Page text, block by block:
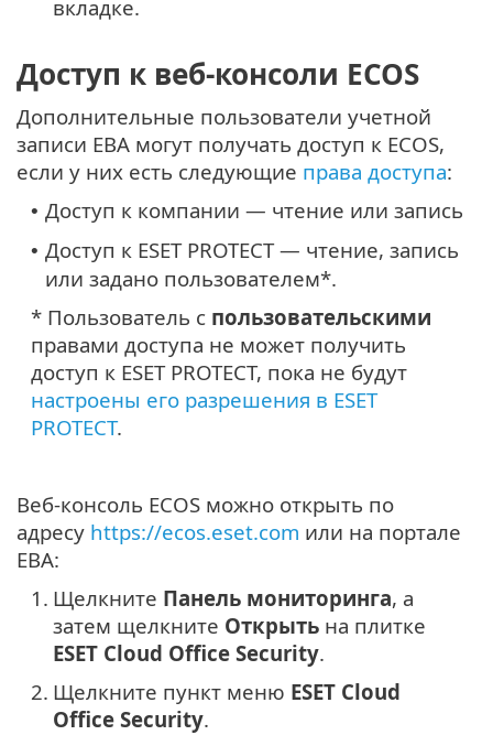
вкладке.
Доступ к веб-консоли ECOS
Дополнительные пользователи учетной
записи EBA могут получать доступ к ECOS,
если у них есть следующие права доступа:
• Доступ к компании — чтение или запись
• Доступ к ESET PROTECT — чтение, запись
или задано пользователем*.
* Пользователь с пользовательскими
правами доступа не может получить
доступ к ESET PROTECT, пока не будут
настроены его разрешения в ESET
PROTECT.
Веб-консоль ECOS можно открыть по
адресу https://ecos.eset.com или на портале
EBA:
1. Щелкните Панель мониторинга, а
затем щелкните Открыть на плитке
ESET Cloud Office Security.
2. Щелкните пункт меню ESET Cloud
Office Security.